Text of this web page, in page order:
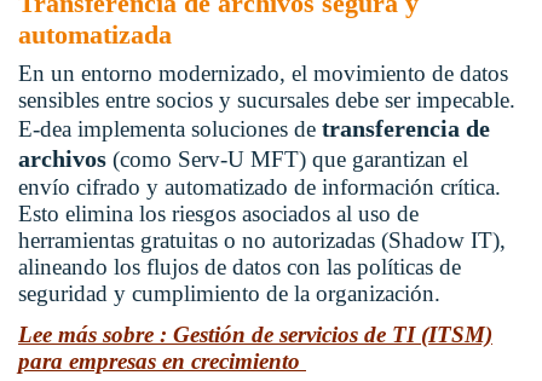
automatizada
En un entorno modernizado, el movimiento de datos
sensibles entre socios y sucursales debe ser impecable.
E-dea implementa soluciones de transferencia de
archivos (como Serv-U MFT) que garantizan el
envío cifrado y automatizado de información crítica.
Esto elimina los riesgos asociados al uso de
herramientas gratuitas o no autorizadas (Shadow IT),
alineando los flujos de datos con las políticas de
seguridad y cumplimiento de la organización.
Lee más sobre : Gestión de servicios de TI (ITSM)
para empresas en crecimiento